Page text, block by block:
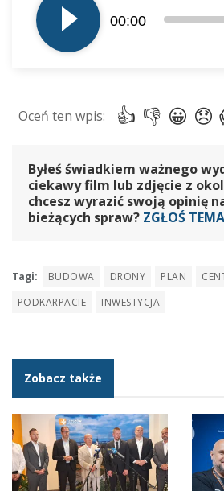
dźwiękowych
00:00
Byłeś świadkiem ważnego
ciekawy film lub zdjęcie z
chcesz wyrazić swoją opinię
bieżących spraw? ZGŁOŚ
Tagi: BUDOWA DRONY PLAN
PODKARPACIE
INWESTYCJA
Zobacz także